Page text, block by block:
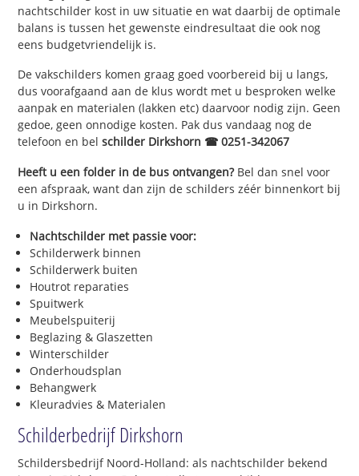
nachtschilder kost in uw situatie en wat daarbij de optimale
balans is tussen het gewenste eindresultaat die ook nog
eens budgetvriendelijk is.
De vakschilders komen graag goed voorbereid bij u langs,
dus voorafgaand aan de klus wordt met u besproken welke
aanpak en materialen (lakken etc) daarvoor nodig zijn. Geen
gedoe, geen onnodige kosten. Pak dus vandaag nog de
telefoon en belschilder Dirkshorn ☎ 0251-342067
Heeft u een folder in de bus ontvangen?Bel dan snel voor
een afspraak, want dan zijn de schilders zéér binnenkort bij
u in Dirkshorn.
Nachtschilder met passie voor:
Schilderwerk binnen
Schilderwerk buiten
Houtrot reparaties
Spuitwerk
Meubelspuiterij
Beglazing & Glaszetten
Winterschilder
Onderhoudsplan
Behangwerk
Kleuradvies & Materialen
Schilderbedrijf Dirkshorn
Schildersbedrijf Noord-Holland: als nachtschilder bekend